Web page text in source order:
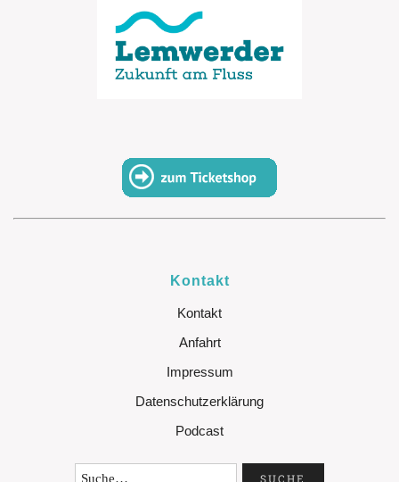
Kontakt
Kontakt
Anfahrt
Impressum
Datenschutzerklärung
Podcast